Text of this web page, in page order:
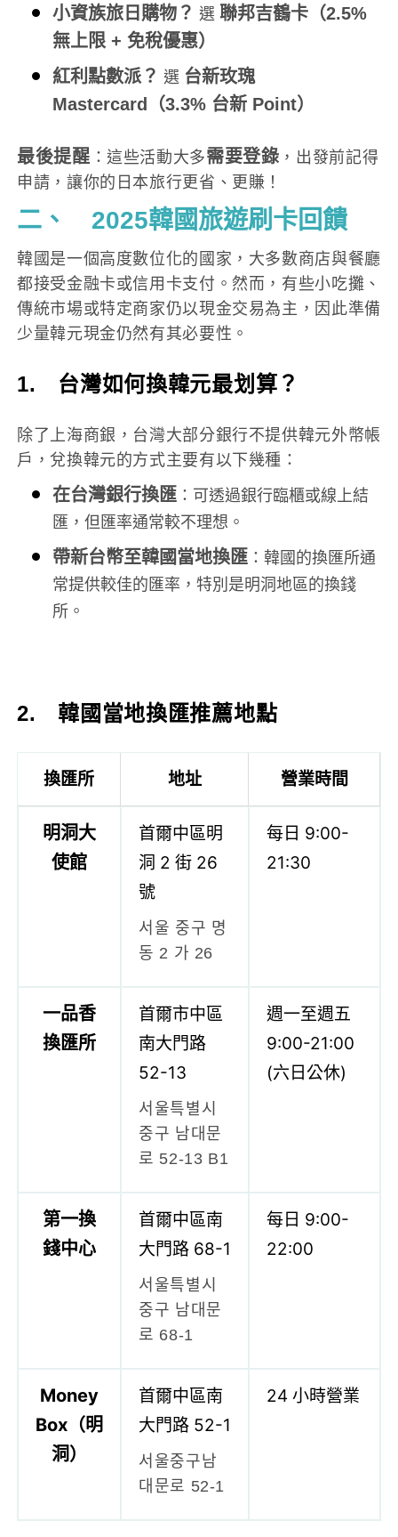
小資族旅日購物？ 選 聯邦吉鶴卡（2.5%
無上限 + 免稅優惠）
紅利點數派？ 選 台新玫瑰
Mastercard（3.3% 台新 Point）
最後提醒 ：這些活動大多需要登錄 ，出發前記得
申請，讓你的日本旅行更省、更賺！
二、 2025韓國旅遊刷卡回饋
韓國是一個高度數位化的國家，大多數商店與餐廳
都接受金融卡或信用卡支付。然而，有些小吃攤、
傳統市場或特定商家仍以現金交易為主，因此準備
少量韓元現金仍然有其必要性。
1. 台灣如何換韓元最划算？
除了上海商銀，台灣大部分銀行不提供韓元外幣帳
戶，兌換韓元的方式主要有以下幾種：
在台灣銀行換匯 ：可透過銀行臨櫃或線上結
匯，但匯率通常較不理想。
帶新台幣至韓國當地換匯 ：韓國的換匯所通
常提供較佳的匯率，特別是明洞地區的換錢
所。
2. 韓國當地換匯推薦地點
換匯所 地址 營業時間
明洞大
使館
首爾中區明
洞 2 街 26
號
서울 중구 명
동 2 가 26
每日 9:00-
21:30
一品香
換匯所
首爾市中區
南大門路
52-13
서울특별시
중구 남대문
로 52-13 B1
週一至週五
9:00-21:00
(六日公休)
第一換
錢中心
首爾中區南
大門路 68-1
서울특별시
중구 남대문
로 68-1
每日 9:00-
22:00
Money
Box（明
洞）
首爾中區南
大門路 52-1
서울중구남
대문로 52-1
24 小時營業